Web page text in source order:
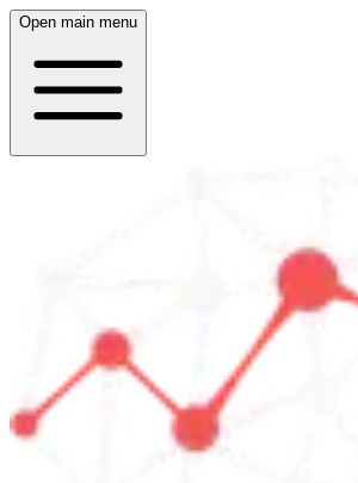
Open main menu